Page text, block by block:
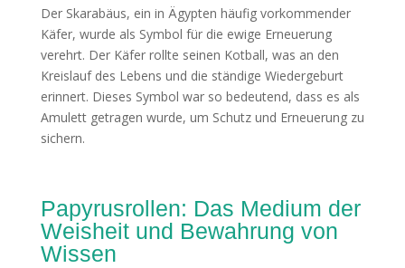
Der Skarabäus, ein in Ägypten häufig vorkommender
Käfer, wurde als Symbol für die ewige Erneuerung
verehrt. Der Käfer rollte seinen Kotball, was an den
Kreislauf des Lebens und die ständige Wiedergeburt
erinnert. Dieses Symbol war so bedeutend, dass es als
Amulett getragen wurde, um Schutz und Erneuerung zu
sichern.
Papyrusrollen: Das Medium der
Weisheit und Bewahrung von
Wissen